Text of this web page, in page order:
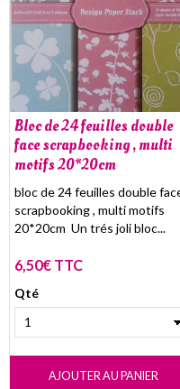
Bloc de 24 feuilles double
face scrapbooking , multi
motifs 20*20cm
bloc de 24 feuilles double
scrapbooking , multi motifs
20*20cm Un trés joli bloc...
6,50€ TTC
Qté
AJOUTER AU PANIER